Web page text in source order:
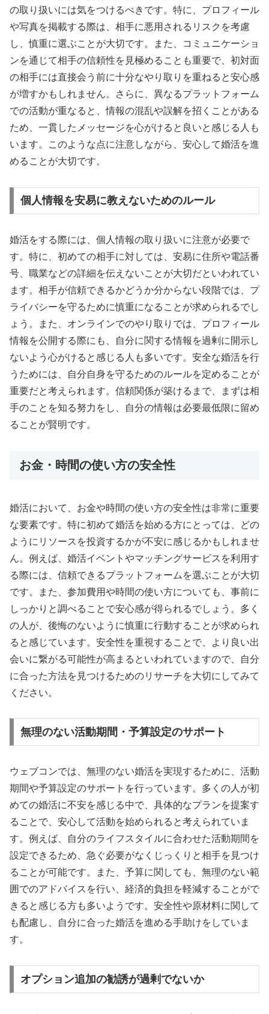
の取り扱いには気をつけるべきです。特に、プロフィール
や写真を掲載する際は、相手に悪用されるリスクを考慮
し、慎重に選ぶことが大切です。また、コミュニケーショ
ンを通じて相手の信頼性を見極めることも重要で、初対面
の相手には直接会う前に十分なやり取りを重ねると安心感
が増すかもしれません。さらに、異なるプラットフォーム
での活動が重なると、情報の混乱や誤解を招くことがある
ため、一貫したメッセージを心がけると良いと感じる人も
います。このような点に注意しながら、安心して婚活を進
めることが大切です。
個人情報を安易に教えないためのルール
婚活をする際には、個人情報の取り扱いに注意が必要で
す。特に、初めての相手に対しては、安易に住所や電話番
号、職業などの詳細を伝えないことが大切だといわれてい
ます。相手が信頼できるかどうか分からない段階では、プ
ライバシーを守るために慎重になることが求められるでし
ょう。また、オンラインでのやり取りでは、プロフィール
情報を公開する際にも、自分に関する情報を過剰に開示し
ないよう心がけると感じる人も多いです。安全な婚活を行
うためには、自分自身を守るためのルールを定めることが
重要だと考えられます。信頼関係が築けるまで、まずは相
手のことを知る努力をし、自分の情報は必要最低限に留め
ることが賢明です。
お金・時間の使い方の安全性
婚活において、お金や時間の使い方の安全性は非常に重要
な要素です。特に初めて婚活を始める方にとっては、どの
ようにリソースを投資するかが不安に感じるかもしれませ
ん。例えば、婚活イベントやマッチングサービスを利用す
る際には、信頼できるプラットフォームを選ぶことが大切
です。また、参加費用や時間の使い方についても、事前に
しっかりと調べることで安心感が得られるでしょう。多く
の人が、後悔のないように慎重に行動することが求められ
ると感じています。安全性を重視することで、より良い出
会いに繋がる可能性が高まるといわれていますので、自分
に合った方法を見つけるためのリサーチを大切にしてみて
ください。
無理のない活動期間・予算設定のサポート
ウェブコンでは、無理のない婚活を実現するために、活動
期間や予算設定のサポートを行っています。多くの人が初
めての婚活に不安を感じる中で、具体的なプランを提案す
ることで、安心して活動を始められると考えられていま
す。例えば、自分のライフスタイルに合わせた活動期間を
設定できるため、急ぐ必要がなくじっくりと相手を見つけ
ることが可能です。また、予算に関しても、無理のない範
囲でのアドバイスを行い、経済的負担を軽減することがで
きると感じる方も多いようです。安全性や原材料に関して
も配慮し、自分に合った婚活を進める手助けをしていま
す。
オプション追加の勧誘が過剰でないか